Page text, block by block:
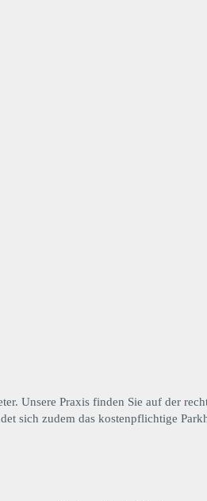
Unsere Praxis finden Sie auf der
sich zudem das kostenpflichtige